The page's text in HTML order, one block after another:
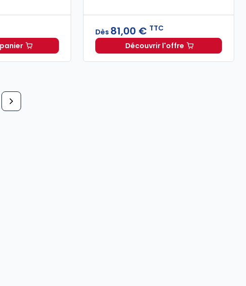
annoté et commenté à 89,00 € TTC
Baux commerciaux 2025-2026 à 209,00 € TTC
Dès 81,00 € TTC
Découvrir l'offreDroit de l'urbanisme